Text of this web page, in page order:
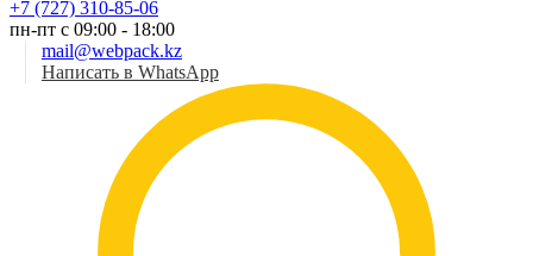
+7 (727) 310-85-06
пн-пт с 09:00 - 18:00
mail@webpack.kz
Написать в WhatsApp